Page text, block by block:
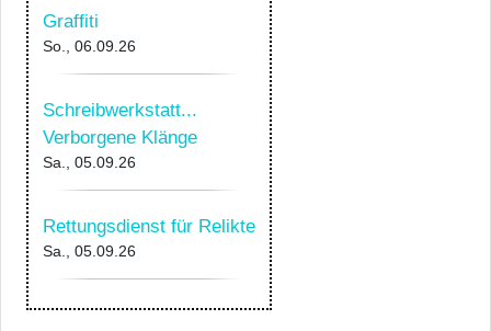
Graffiti
So., 06.09.26
Schreibwerkstatt...
Verborgene Klänge
Sa., 05.09.26
Rettungsdienst für Relikte
Sa., 05.09.26